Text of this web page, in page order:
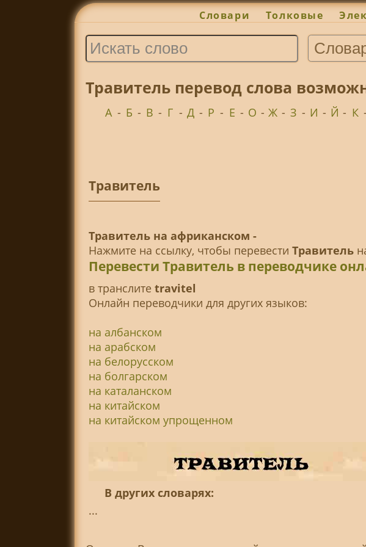
Словари Толковые
Травитель перевод слова
А - Б - В - Г - Д - Р - Е - О - Ж - З - И - Й - К -
Травитель
Травитель на африканском -
Нажмите на ссылку, чтобы перевести Травитель
Перевести Травитель в переводчике
в транслитe travitel
Онлайн переводчики для других языков:
на албанском
на арабском
на белорусском
на болгарском
на каталанском
на китайском
на китайском упрощенном
В других словарях:
...